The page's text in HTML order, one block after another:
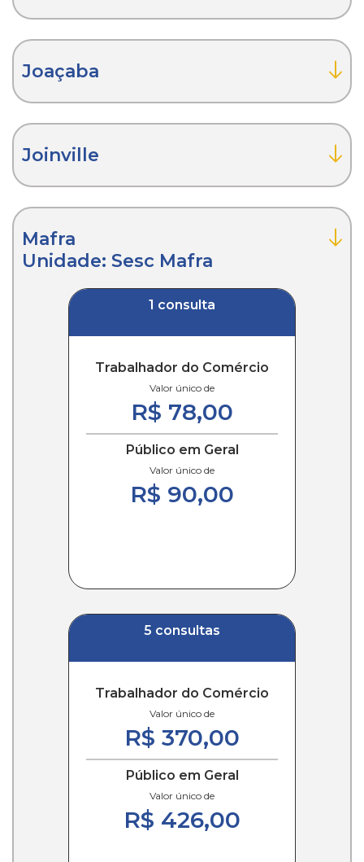
Joaçaba
Joinville
Mafra
Unidade: Sesc Mafra
1 consulta
Trabalhador do Comércio
Valor único de
R$ 78,00
Público em Geral
Valor único de
R$ 90,00
5 consultas
Trabalhador do Comércio
Valor único de
R$ 370,00
Público em Geral
Valor único de
R$ 426,00